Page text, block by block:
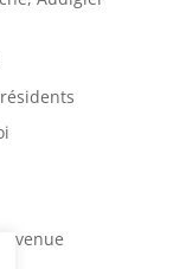
avenue